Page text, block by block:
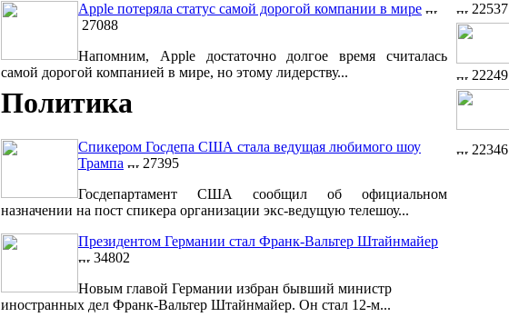
Apple потеряла статус самой дорогой компании в мире
27088
Напомним, Apple достаточно долгое время считалась
самой дорогой компанией в мире, но этому лидерству...
Политика
Спикером Госдепа США стала ведущая любимого шоу
Трампа
27395
Госдепартамент США сообщил об официальном
назначении на пост спикера организации экс-ведущую телешоу...
Президентом Германии стал Франк-Вальтер Штайнмайер
34802
Новым главой Германии избран бывший министр
иностранных дел Франк-Вальтер Штайнмайер. Он стал 12-м...
22537
22249
22346